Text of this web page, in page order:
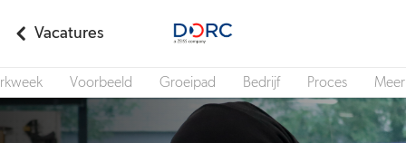
Vacatures
Voorbeeld Groeipad Bedrijf Proces